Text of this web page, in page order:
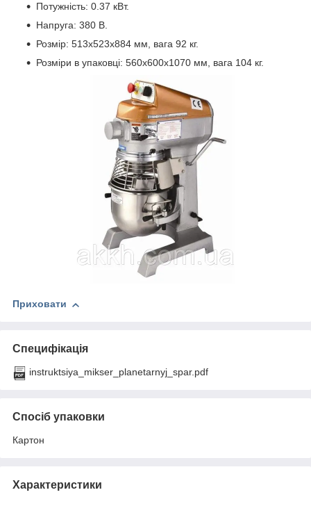
Потужність: 0.37 кВт.
Напруга: 380 В.
Розмір: 513х523х884 мм, вага 92 кг.
Розміри в упаковці: 560х600х1070 мм, вага 104 кг.
Приховати
Специфікація
instruktsiya_mikser_planetarnyj_spar.pdf
Спосіб упаковки
Картон
Характеристики